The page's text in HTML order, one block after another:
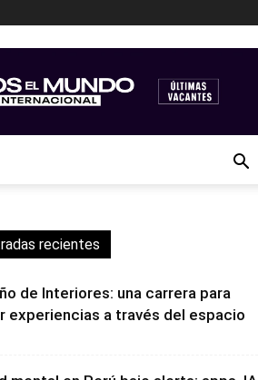
recientes
de Interiores: una carrera para
experiencias a través del espacio